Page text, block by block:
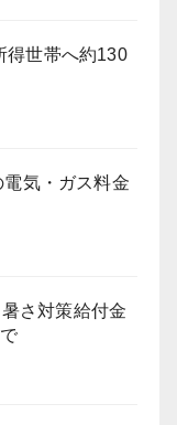
得世帯へ約130
電気・ガス料金
さ対策給付金